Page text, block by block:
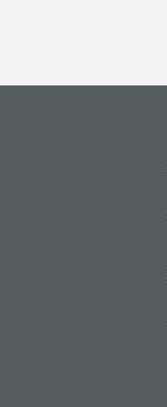
una nuova finestra